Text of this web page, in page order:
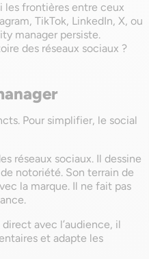
les frontières entre ceux
TikTok, LinkedIn, X, ou
manager persiste.
des réseaux sociaux ?
Pour simplifier, le social
réseaux sociaux. Il dessine
notoriété. Son terrain de
la marque. Il ne fait pas
avec l’audience, il
et adapte les